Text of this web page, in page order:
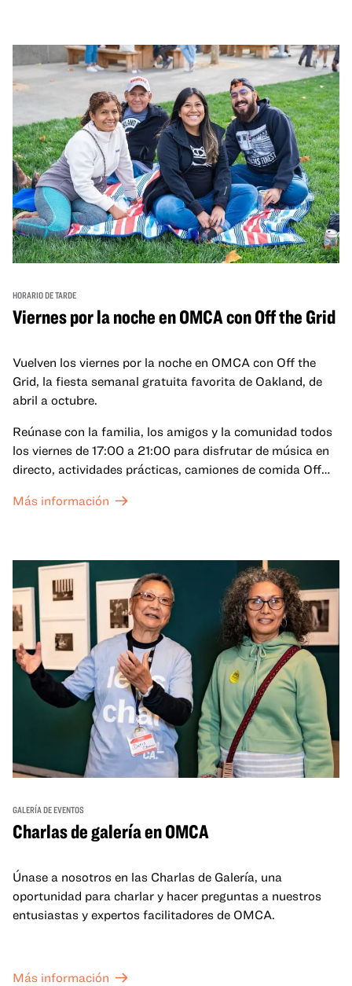
adultos!
HORARIO DE TARDE
Viernes por la noche en OMCA con Off the Grid
Vuelven los viernes por la noche en OMCA con Off the
Grid, la fiesta semanal gratuita favorita de Oakland, de
abril a octubre.
Reúnase con la familia, los amigos y la comunidad todos
los viernes de 17:00 a 21:00 para disfrutar de música en
directo, actividades prácticas, camiones de comida Off
exposiciones especiales, con una
Más información
GALERÍA DE EVENTOS
Charlas de galería en OMCA
Únase a nosotros en las Charlas de Galería, una
oportunidad para charlar y hacer preguntas a nuestros
entusiastas y expertos facilitadores de OMCA.
Más información